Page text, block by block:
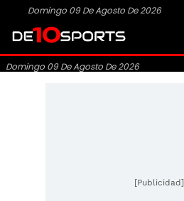
Domingo 09 De Agosto De 2026
Domingo 09 De Agosto De 2026
[Publicidad]